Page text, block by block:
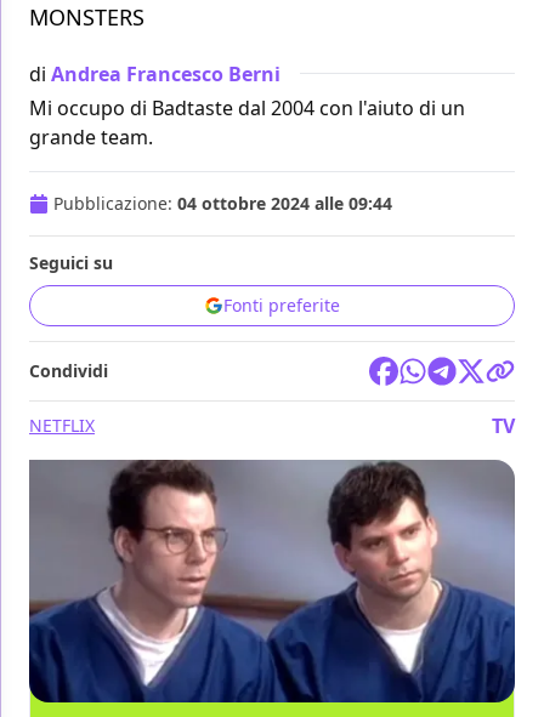
MONSTERS
di Andrea Francesco Berni
Mi occupo di Badtaste dal 2004 con l'aiuto di un
grande team.
Pubblicazione: 04 ottobre 2024 alle 09:44
Seguici su
Fonti preferite
Condividi
NETFLIX TV